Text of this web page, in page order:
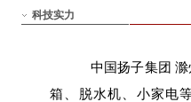
科技实力
中国扬子集团 滁
箱、脱水机、小家电